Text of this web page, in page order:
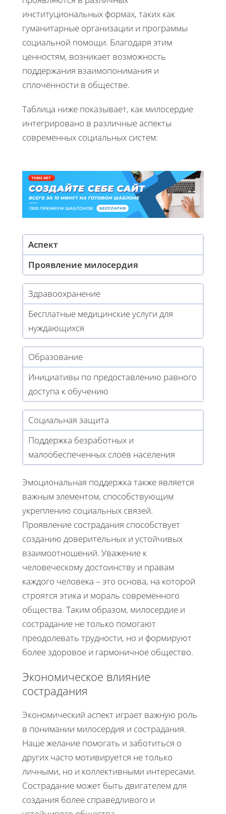
институциональных формах, таких как
гуманитарные организации и программы
социальной помощи. Благодаря этим
ценностям, возникает возможность
поддержания взаимопонимания и
сплочённости в обществе.
Таблица ниже показывает, как милосердие
интегрировано в различные аспекты
современных социальных систем:
Аспект
Проявление милосердия
Здравоохранение
Бесплатные медицинские услуги для
нуждающихся
Образование
Инициативы по предоставлению равного
доступа к обучению
Социальная защита
Поддержка безработных и
малообеспеченных слоёв населения
Эмоциональная поддержка также является
важным элементом, способствующим
укреплению социальных связей.
Проявление сострадания способствует
созданию доверительных и устойчивых
взаимоотношений. Уважение к
человеческому достоинству и правам
каждого человека – это основа, на которой
строятся этика и мораль современного
общества. Таким образом, милосердие и
сострадание не только помогают
преодолевать трудности, но и формируют
более здоровое и гармоничное общество.
Экономическое влияние
сострадания
Экономический аспект играет важную роль
в понимании милосердия и сострадания.
Наше желание помогать и заботиться о
других часто мотивируется не только
личными, но и коллективными интересами.
Сострадание может быть двигателем для
создания более справедливого и